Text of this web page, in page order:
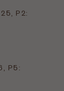
P2:
P5: